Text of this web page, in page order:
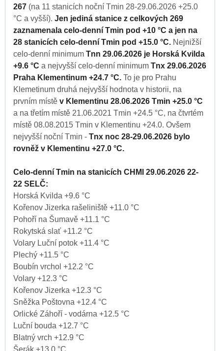
267 (na 11 stanicích noční Tmin 28-29.06.2026 +25.0
°C a vyšší). Jen jediná stanice z celkových 269
zaznamenala celo-denní Tmin pod +10 °C a jen na
28 stanicích celo-denní Tmin pod +15.0 °C. Nejnižší
celo-denní minimum Tnn 29.06.2026 je Horská Kvilda
+9.6 °C a nejvyšší celo-denní minimum Tnx 29.06.2026
Praha Klementinum +24.7 °C. To je pro Prahu
Klemetinum druhá nejvyšší hodnota v historii, na
prvním místě v Klementinu 28.06.2026 Tmin +25.0 °C
a na třetím místě 21.06.2021 Tmin +24.5 °C, na čtvrtém
místě 08.08.2015 Tmin v Klementinu +24.0. Ovšem
nejvyšší noční Tmin - Tnx noc 28-29.06.2026 bylo
rovněž v Klementinu +27.0 °C.
Celo-denní Tmin na stanicích CHMI 29.06.2026 22-
22 SELČ:
Horská Kvilda +9.6 °C
Kořenov Jizerka rašeliniště +11.0 °C
Pohoří na Šumavě +11.1 °C
Rokytská slať +11.2 °C
Volary Luční potok +11.4 °C
Plechý +11.5 °C
Boubín vrchol +12.2 °C
Volary +12.3 °C
Kořenov Jizerka +12.3 °C
Sněžka Poštovna +12.4 °C
Orlické Záhoří - vodárna +12.5 °C
Luční bouda +12.7 °C
Blatný vrch +12.9 °C